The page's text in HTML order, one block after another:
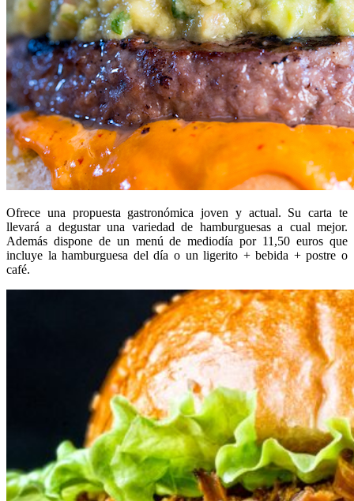
Ofrece una propuesta gastronómica joven y actual. Su carta te
llevará a degustar una variedad de hamburguesas a cual mejor.
Además dispone de un menú de mediodía por 11,50 euros que
incluye la hamburguesa del día o un ligerito + bebida + postre o
café.